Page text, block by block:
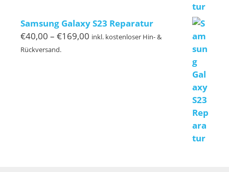
Samsung Galaxy S23 Reparatur
€40,00 – €169,00 Preisspanne:
inkl. kostenloser Hin- &
Rückversand.